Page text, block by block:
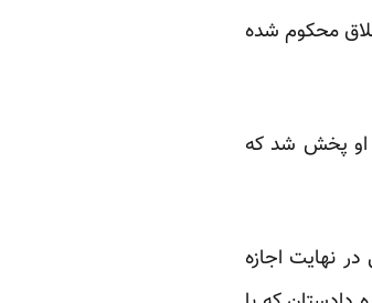
رئیس جمهوری اسلامی از سوی دادگاه انقلاب به ۷۴ ضربه شلاق محکوم شده
او پخش شد که
‌‌نهایت اجازه